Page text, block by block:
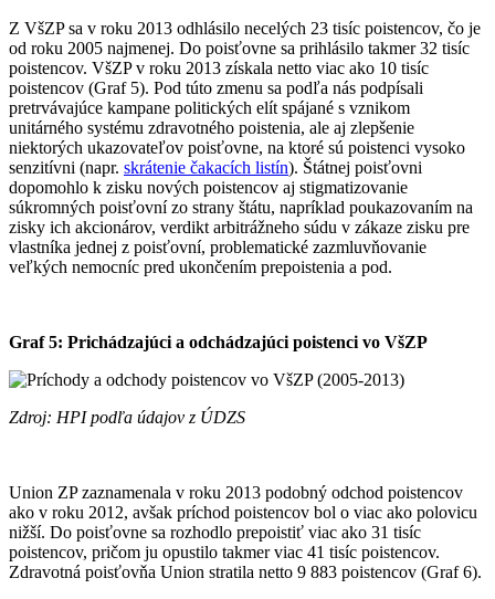
Z VšZP sa v roku 2013 odhlásilo necelých 23 tisíc poistencov, čo je
od roku 2005 najmenej. Do poisťovne sa prihlásilo takmer 32 tisíc
poistencov. VšZP v roku 2013 získala netto viac ako 10 tisíc
poistencov (Graf 5). Pod túto zmenu sa podľa nás podpísali
pretrvávajúce kampane politických elít spájané s vznikom
unitárného systému zdravotného poistenia, ale aj zlepšenie
niektorých ukazovateľov poisťovne, na ktoré sú poistenci vysoko
senzitívni (napr. skrátenie čakacích listín). Štátnej poisťovni
dopomohlo k zisku nových poistencov aj stigmatizovanie
súkromných poisťovní zo strany štátu, napríklad poukazovaním na
zisky ich akcionárov, verdikt arbitrážneho súdu v zákaze zisku pre
vlastníka jednej z poisťovní, problematické zazmluvňovanie
veľkých nemocníc pred ukončením prepoistenia a pod.
Graf 5: Prichádzajúci a odchádzajúci poistenci vo VšZP
Zdroj: HPI podľa údajov z ÚDZS
Union ZP zaznamenala v roku 2013 podobný odchod poistencov
ako v roku 2012, avšak príchod poistencov bol o viac ako polovicu
nižší. Do poisťovne sa rozhodlo prepoistiť viac ako 31 tisíc
poistencov, pričom ju opustilo takmer viac 41 tisíc poistencov.
Zdravotná poisťovňa Union stratila netto 9 883 poistencov (Graf 6).